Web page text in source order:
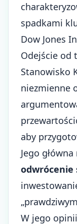
spadkami
Dow Jones
Odejście od
Stanowisko
niezmienne
aby
Jego
odwrócenie
W jego